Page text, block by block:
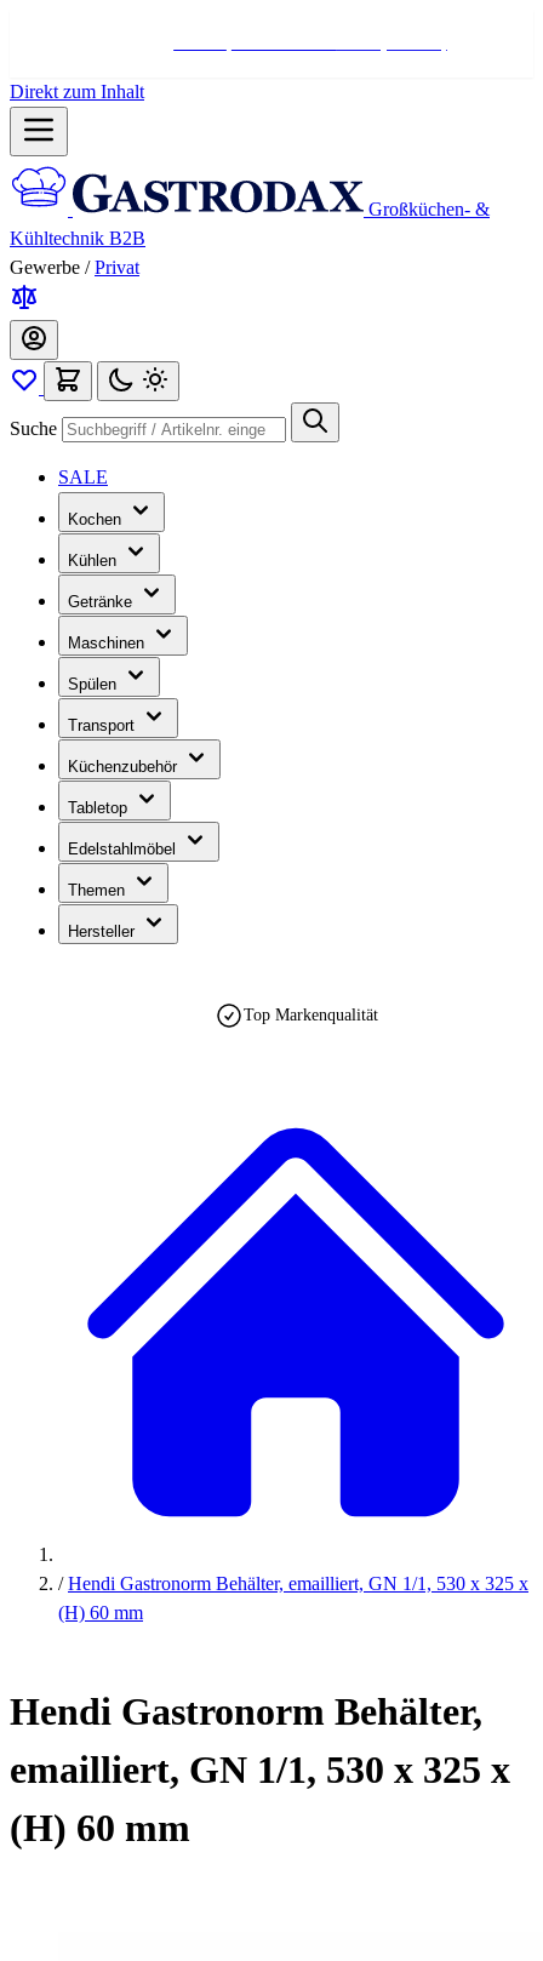
Direkt zum Inhalt
Großküchen- &
Kühltechnik B2B
Gewerbe / Privat
Suche
SALE
Kochen
Kühlen
Getränke
Maschinen
Spülen
Transport
Küchenzubehör
Tabletop
Edelstahlmöbel
Themen
Hersteller
Top Markenqualität
/ Hendi Gastronorm Behälter, emailliert, GN 1/1, 530 x 325 x
(H) 60 mm
Hendi Gastronorm Behälter,
emailliert, GN 1/1, 530 x 325 x
(H) 60 mm